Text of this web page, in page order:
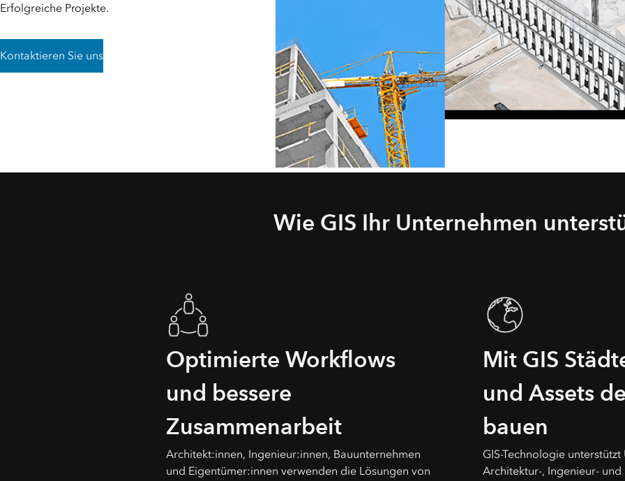
Alle Produkte
Visualisierung und
von Rasterdaten
mit ArcGIS Image Analyst
Erfolgreiche Projekte.
Kontaktieren Sie uns
Wie GIS Ihr Unternehmen
Optimierte Workflows
und bessere
Zusammenarbeit
Architekt:innen, Ingenieur:innen, Bauunternehmen
und Eigentümer:innen verwenden die Lösungen von
Mit GIS
und Assets
bauen
GIS-Technologie
Architektur-, Ingenieur- und